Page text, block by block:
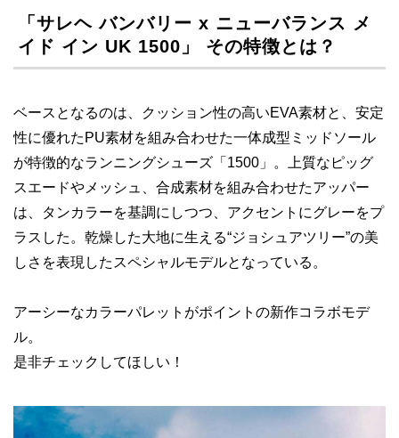
「サレヘ バンバリー x ニューバランス メ
イド イン UK 1500」 その特徴とは？
ベースとなるのは、クッション性の高いEVA素材と、安定
性に優れたPU素材を組み合わせた一体成型ミッドソール
が特徴的なランニングシューズ「1500」。上質なピッグ
スエードやメッシュ、合成素材を組み合わせたアッパー
は、タンカラーを基調にしつつ、アクセントにグレーをプ
ラスした。乾燥した大地に生える“ジョシュアツリー”の美
しさを表現したスペシャルモデルとなっている。
アーシーなカラーパレットがポイントの新作コラボモデ
ル。
是非チェックしてほしい！